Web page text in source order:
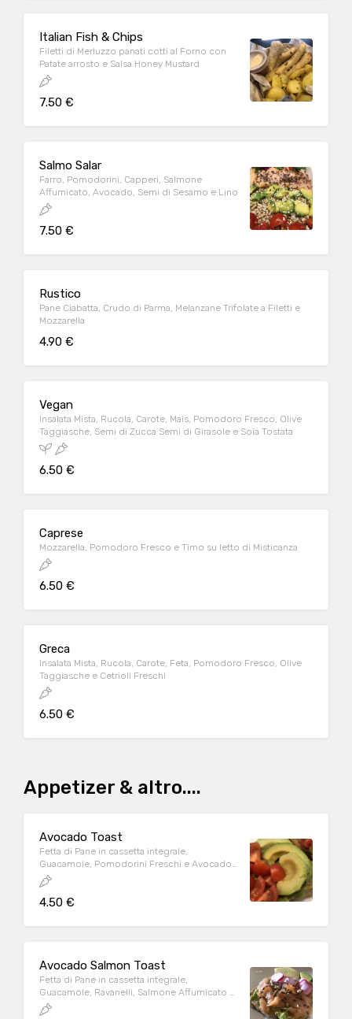
Italian Fish & Chips
Filetti di Merluzzo panati cotti al Forno con
Patate arrosto e Salsa Honey Mustard
7.50 €
Salmo Salar
Farro, Pomodorini, Capperi, Salmone
Affumicato, Avocado, Semi di Sesamo e Lino
7.50 €
Rustico
Pane Ciabatta, Crudo di Parma, Melanzane Trifolate a Filetti e
Mozzarella
4.90 €
Vegan
Insalata Mista, Rucola, Carote, Mais, Pomodoro Fresco, Olive
Taggiasche, Semi di Zucca Semi di Girasole e Soia Tostata
6.50 €
Caprese
Mozzarella, Pomodoro Fresco e Timo su letto di Misticanza
6.50 €
Greca
Insalata Mista, Rucola, Carote, Feta, Pomodoro Fresco, Olive
Taggiasche e Cetrioli Freschi
6.50 €
Appetizer & altro....
Avocado Toast
Fetta di Pane in cassetta integrale,
Guacamole, Pomodorini Freschi e Avocado
a Fette
4.50 €
Avocado Salmon Toast
Fetta di Pane in cassetta integrale,
Guacamole, Ravanelli, Salmone Affumicato e
Avocado a Fette